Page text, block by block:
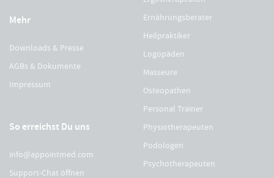
Mehr
Downloads & Presse
AGBs & Dokumente
Impressum
So erreichst Du uns
info@appointmed.com
Support-Chat öffnen
Ernährungsberater
Heilpraktiker
Logopäden
Masseure
Osteopathen
Personal Trainer
Physiotherapeuten
Podologen
Psychotherapeuten